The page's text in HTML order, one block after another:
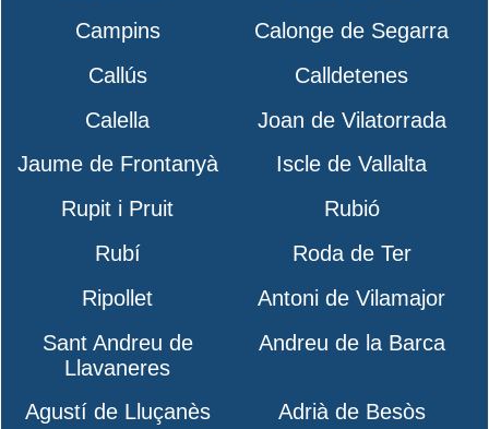
Campins
Calonge de Segarra
Callús
Calldetenes
Calella
Joan de Vilatorrada
Jaume de Frontanyà
Iscle de Vallalta
Rupit i Pruit
Rubió
Rubí
Roda de Ter
Ripollet
Antoni de Vilamajor
Sant Andreu de
Llavaneres
Andreu de la Barca
Agustí de Lluçanès
Adrià de Besòs